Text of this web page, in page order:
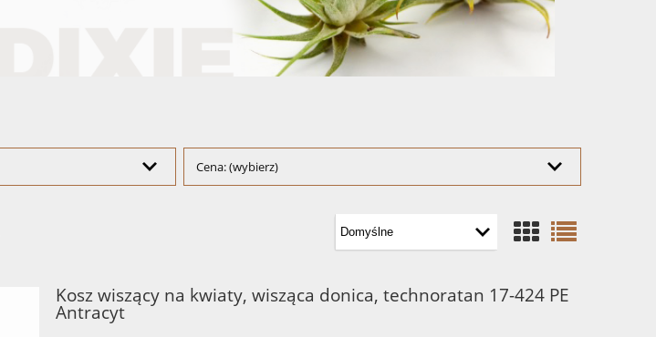
Cena: (wybierz)
Kosz wiszący na kwiaty, wisząca donica, technoratan 17-424 PE
Antracyt